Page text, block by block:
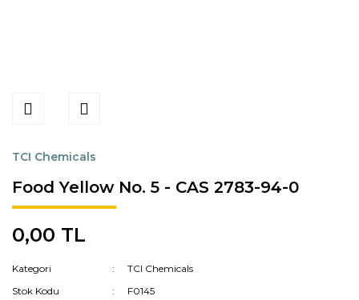
TCI Chemicals
Food Yellow No. 5 - CAS 2783-94-0
0,00 TL
Kategori
TCI Chemicals
Stok Kodu
F0145